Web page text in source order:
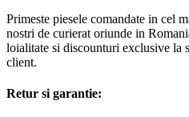
Primeste piesele comandate in cel
nostri de curierat oriunde in
loialitate si discounturi exclusive la
client.
Retur si garantie: